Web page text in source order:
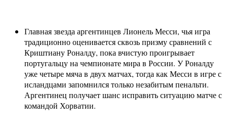
Главная звезда аргентинцев Лионель Месси, чья игра
традиционно оценивается сквозь призму сравнений с
Криштиану Роналду, пока вчистую проигрывает
португальцу на чемпионате мира в России. У Роналду
уже четыре мяча в двух матчах, тогда как Месси в игре с
исландцами запомнился только незабитым пенальти.
Аргентинец получает шанс исправить ситуацию матче с
командой Хорватии.